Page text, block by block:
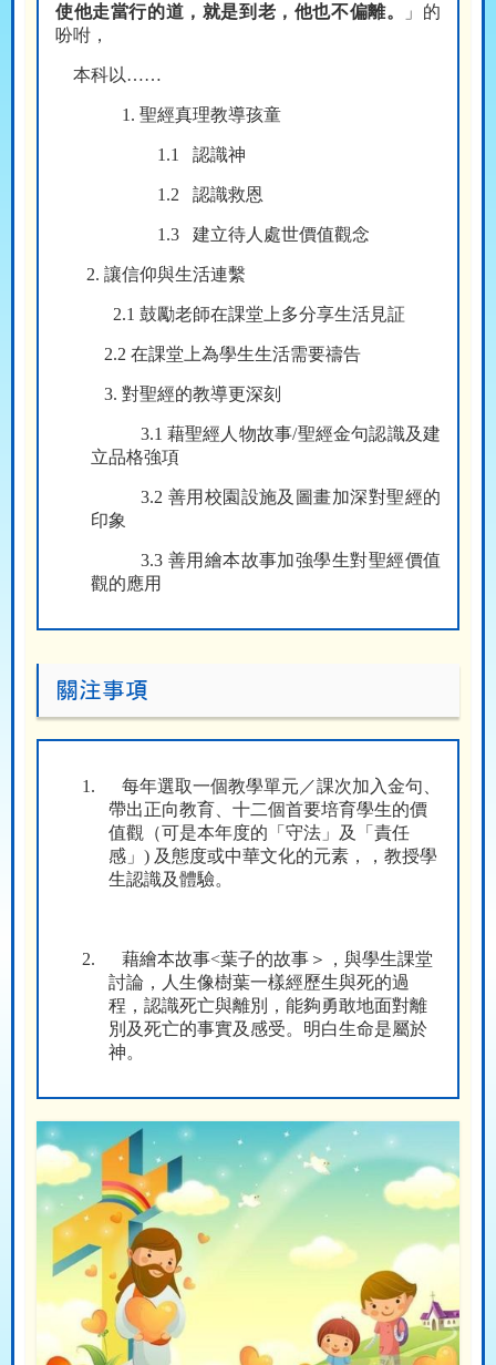
使他走當行的道，就是到老，他也不偏離。
」的
吩咐，
本科以……
1. 聖經真理教導孩童
1.1 認識神
1.2 認識救恩
1.3 建立待人處世價值觀念
2. 讓信仰與生活連繫
2.1 鼓勵老師在課堂上多分享生活見証
2.2 在課堂上為學生生活需要禱告
3. 對聖經的教導更深刻
3.1 藉聖經人物故事/聖經金句認識及建
立品格強項
3.2 善用校園設施及圖畫加深對聖經的
印象
3.3 善用繪本故事加強學生對聖經價值
觀的應用
關注事項
1.
每年選取一個教學單元／課次加入金句、
帶出正向教育、十二個首要培育學生的價
值觀（可是本年度的「守法」及「責任
感」 ) 及態度或中華文化的元素，，教授學
生認識及體驗。
2. 藉繪本故事<葉子的故事＞，與學生課堂
討論，人生像樹葉一樣經歷生與死的過
程，認識死亡與離別，能夠勇敢地面對離
別及死亡的事實及感受。明白生命是屬於
神。